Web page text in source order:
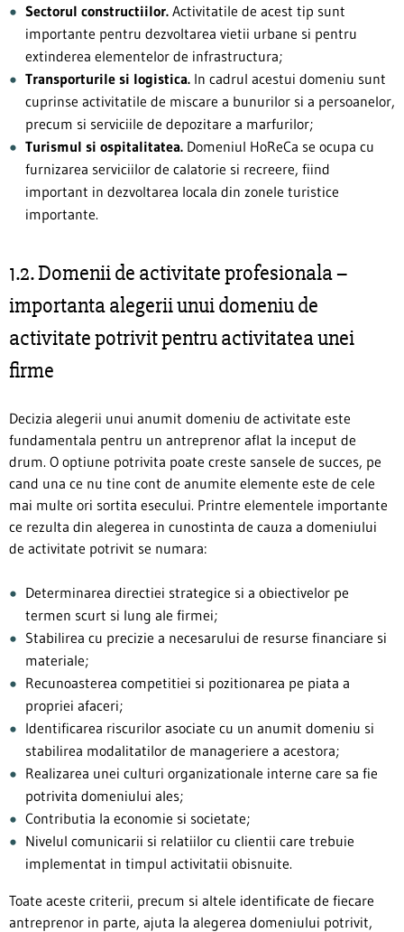
Sectorul constructiilor. Activitatile de acest tip sunt
importante pentru dezvoltarea vietii urbane si pentru
extinderea elementelor de infrastructura;
Transporturile si logistica. In cadrul acestui domeniu sunt
cuprinse activitatile de miscare a bunurilor si a persoanelor,
precum si serviciile de depozitare a marfurilor;
Turismul si ospitalitatea. Domeniul HoReCa se ocupa cu
furnizarea serviciilor de calatorie si recreere, fiind
important in dezvoltarea locala din zonele turistice
importante.
1.2. Domenii de activitate profesionala –
importanta alegerii unui domeniu de
activitate potrivit pentru activitatea unei
firme
Decizia alegerii unui anumit domeniu de activitate este
fundamentala pentru un antreprenor aflat la inceput de
drum. O optiune potrivita poate creste sansele de succes, pe
cand una ce nu tine cont de anumite elemente este de cele
mai multe ori sortita esecului. Printre elementele importante
ce rezulta din alegerea in cunostinta de cauza a domeniului
de activitate potrivit se numara:
Determinarea directiei strategice si a obiectivelor pe
termen scurt si lung ale firmei;
Stabilirea cu precizie a necesarului de resurse financiare si
materiale;
Recunoasterea competitiei si pozitionarea pe piata a
propriei afaceri;
Identificarea riscurilor asociate cu un anumit domeniu si
stabilirea modalitatilor de manageriere a acestora;
Realizarea unei culturi organizationale interne care sa fie
potrivita domeniului ales;
Contributia la economie si societate;
Nivelul comunicarii si relatiilor cu clientii care trebuie
implementat in timpul activitatii obisnuite.
Toate aceste criterii, precum si altele identificate de fiecare
antreprenor in parte, ajuta la alegerea domeniului potrivit,